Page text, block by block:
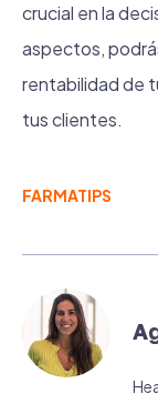
crucial en la
aspectos,
rentabilidad de
tus clientes.
FARMATIPS